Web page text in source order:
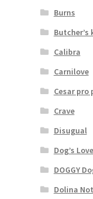
Burns
Butcher’s
Calibra
Carnilove
Cesar pro
Crave
Disugual
Dog’s Love
DOGGY
Dolina